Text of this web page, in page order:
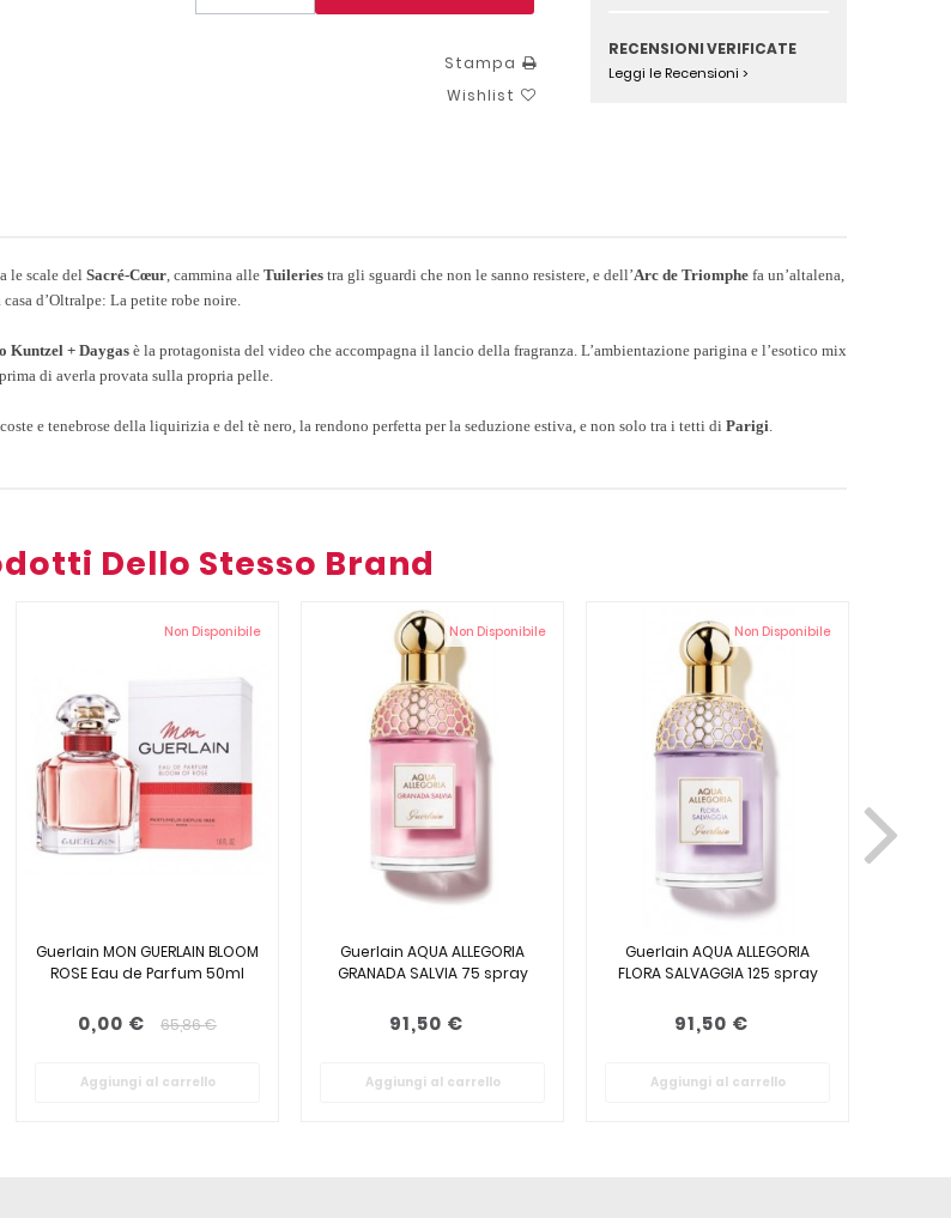
Stampa
Wishlist
RECENSIONI VERIFICATE
Leggi le Recensioni >
le scale del Sacré-Cœur, cammina alle Tuileries tra gli sguardi che non le sanno resistere, e dell’Arc de Triomphe fa un’altalena,
d’Oltralpe: La petite robe noire.
Kuntzel + Daygas è la protagonista del video che accompagna il lancio della fragranza. L’ambientazione parigina e l’esotico mix
di averla provata sulla propria pelle.
e tenebrose della liquirizia e del tè nero, la rendono perfetta per la seduzione estiva, e non solo tra i tetti di Parigi.
Dello Stesso Brand
Non Disponibile
Guerlain MON GUERLAIN BLOOM
ROSE Eau de Parfum 50ml
0,00 € 65,86 €
Aggiungi al carrello
Non Disponibile
Guerlain AQUA ALLEGORIA
GRANADA SALVIA 75 spray
91,50 €
Aggiungi al carrello
Non Disponibile
Guerlain AQUA ALLEGORIA
FLORA SALVAGGIA 125 spray
91,50 €
Aggiungi al carrello